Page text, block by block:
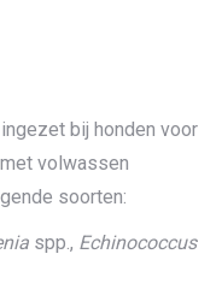
bij honden voor
volwassen
soorten:
spp., Echinococcus